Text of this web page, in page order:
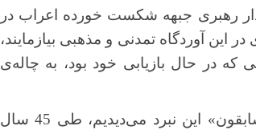
ج.ا.ایران بود که داعیه‌دار رهبری جبهه شکست خورده اعراب در
این آوردگاه تمدنی و مذهبی بیازمایند،
که در حال بازیابی خود بود، به چاله‌ی
اما به عکس گذشته که اتحاد در حرکت ضد اسراییلی را، در میان «السابقون» این نبرد می‌دیدیم، طی 45 سال